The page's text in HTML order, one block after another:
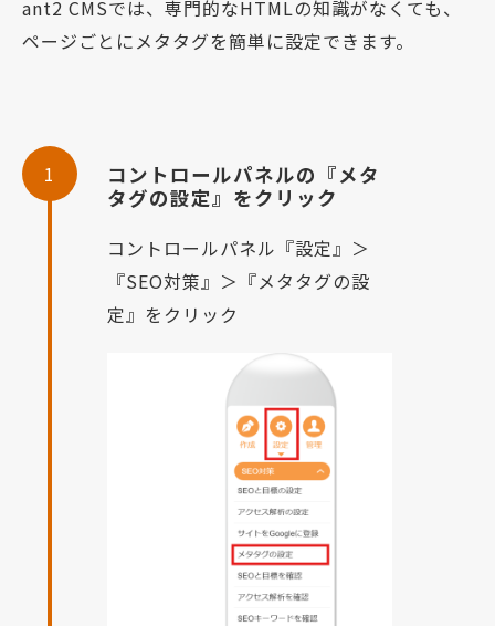
ant2 CMSでは、専門的なHTMLの知識がなくても、
ページごとにメタタグを簡単に設定できます。
1
コントロールパネルの『メタ
タグの設定』をクリック
コントロールパネル『設定』＞
『SEO対策』＞『メタタグの設
定』をクリック